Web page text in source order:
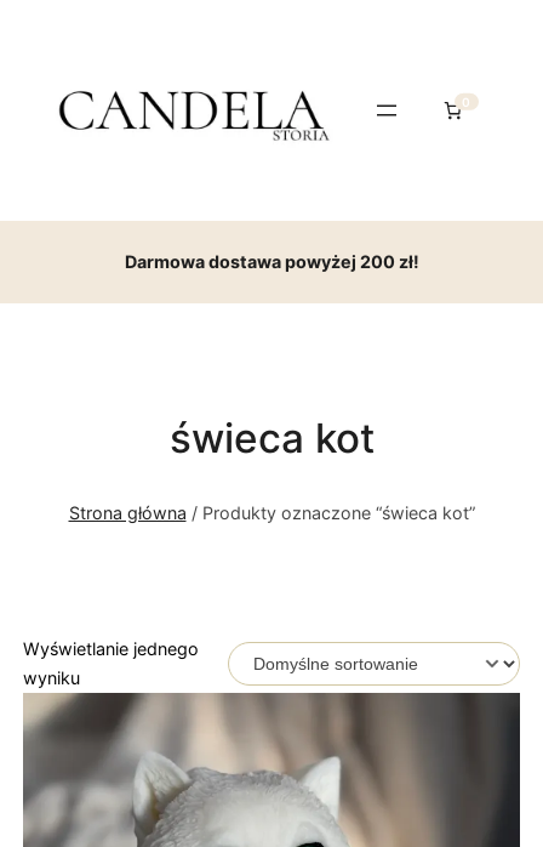
0
Darmowa dostawa powyżej 200 zł!
świeca kot
Strona główna / Produkty oznaczone “świeca kot”
Wyświetlanie jednego
wyniku